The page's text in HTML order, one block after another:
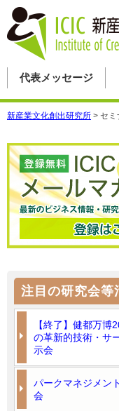
代表メッセージ
新産業文化創出研究所 > セミ
注目の研究会等
【終了】健都万
の革新的技術・サ
示会
パークマネジメン
会